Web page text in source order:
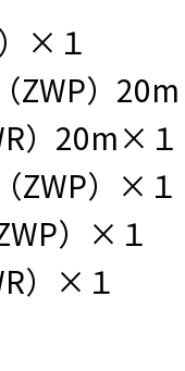
×１
ZWP）
）20m×１
ZWP）×１
）×１
）×１